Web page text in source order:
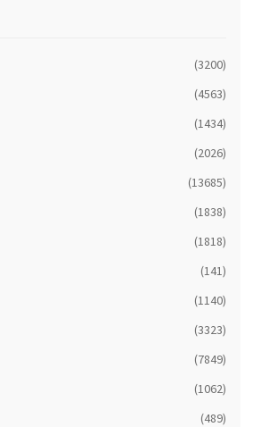
(3200)
(4563)
(1434)
(2026)
(13685)
(1838)
(1818)
(141)
(1140)
(3323)
(7849)
(1062)
(489)